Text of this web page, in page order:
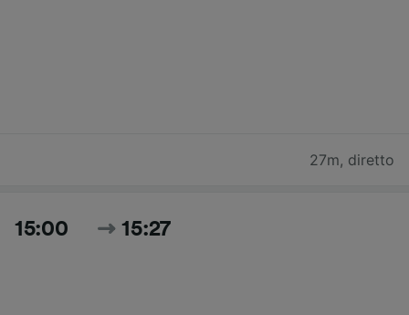
27m, diretto
15:00 15:27